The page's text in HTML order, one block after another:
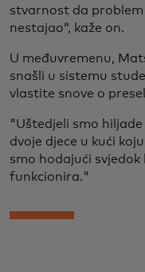
stvarnost da
nestajao“, kaže on.
U međuvremenu,
snašli u sistemu
vlastite snove o
"Uštedjeli smo
dvoje djece u kući
smo hodajući
funkcionira."